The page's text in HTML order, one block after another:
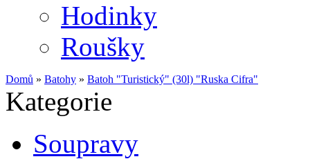
Hodinky
Roušky
Domů » Batohy » Batoh "Turistický" (30l) "Ruska Cifra"
Kategorie
Soupravy